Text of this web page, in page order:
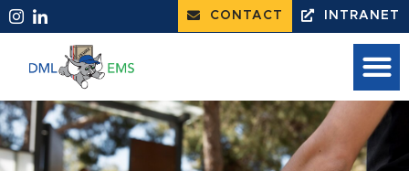
CONTACT INTRANET